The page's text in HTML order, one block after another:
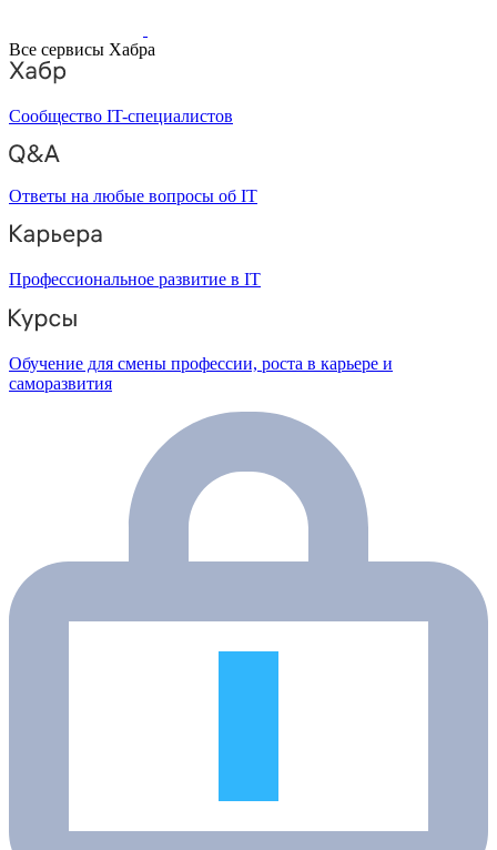
Все сервисы Хабра
Сообщество IT-специалистов
Ответы на любые вопросы об IT
Профессиональное развитие в IT
Обучение для смены профессии, роста в карьере и
саморазвития